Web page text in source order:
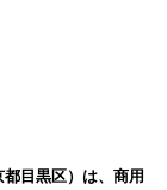
目黒区）は、商用